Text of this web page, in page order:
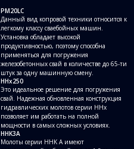
PM20LC
Данный вид копровой техники относится к
легкому классу сваебойных машин.
Установка обладает высокой
продуктивностью, поэтому способна
применяться для погружения
железобетонных свай в количестве до 65-ти
штук за одну машинную смену.
HHx250
Это идеальное решение для погружения
свай. Надежная обновленная конструкция
гидравлических молотов серии HHx
позволяет им работать на полной
мощности в самых сложных условиях.
HHK3A
Молоты серии HHK A имеют